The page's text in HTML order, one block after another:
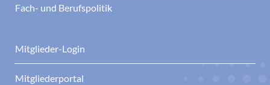
Fach- und Berufspolitik
Mitglieder-Login
Mitgliederportal